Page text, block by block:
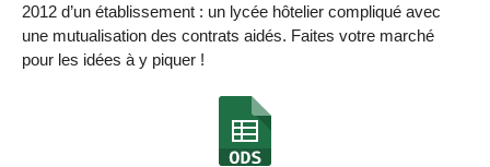
2012 d’un établissement : un lycée hôtelier compliqué avec
une mutualisation des contrats aidés. Faites votre marché
pour les idées à y piquer !